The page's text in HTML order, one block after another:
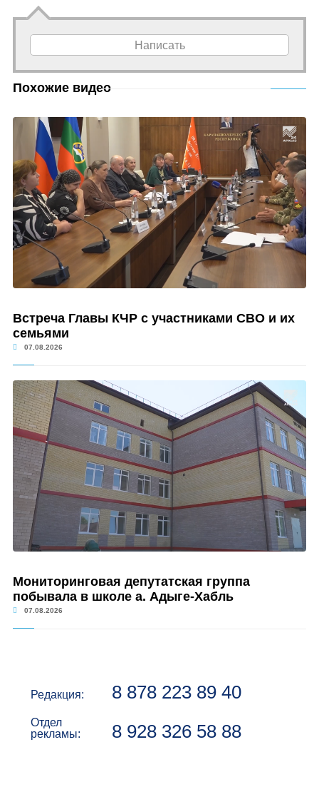
Написать
Похожие видео
Встреча Главы КЧР с участниками СВО и их
семьями
07.08.2026
Мониторинговая депутатская группа
побывала в школе а. Адыге-Хабль
07.08.2026
Редакция: 8 878 223 89 40
Отдел
рекламы:
8 928 326 58 88